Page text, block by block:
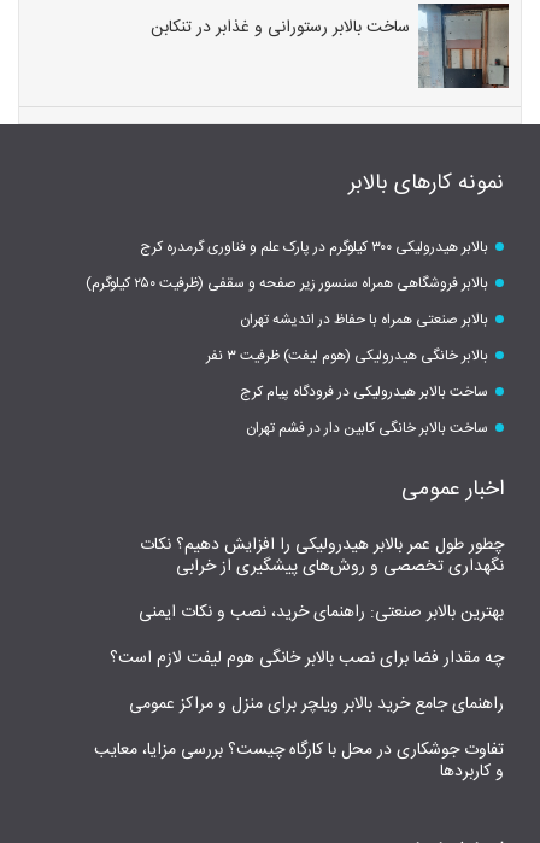
ساخت بالابر رستورانی و غذابر در تنکابن
نمونه کارهای بالابر
بالابر هیدرولیکی ۳۰۰ کیلوگرم در پارک علم و فناوری گرمدره کرج
بالابر فروشگاهی همراه سنسور زیر صفحه و سقفی (ظرفیت ۲۵۰ کیلوگرم)
بالابر صنعتی همراه با حفاظ در اندیشه تهران
بالابر خانگی هیدرولیکی (هوم لیفت) ظرفیت ۳ نفر
ساخت بالابر هیدرولیکی در فرودگاه پیام کرج
ساخت بالابر خانگی کابین دار در فشم تهران
اخبار عمومی
چطور طول عمر بالابر هیدرولیکی را افزایش دهیم؟ نکات
نگهداری تخصصی و روش‌های پیشگیری از خرابی
بهترین بالابر صنعتی: راهنمای خرید، نصب و نکات ایمنی
چه مقدار فضا برای نصب بالابر خانگی هوم لیفت لازم است؟
راهنمای جامع خرید بالابر ویلچر برای منزل و مراکز عمومی
تفاوت جوشکاری در محل با کارگاه چیست؟ بررسی مزایا، معایب
و کاربردها